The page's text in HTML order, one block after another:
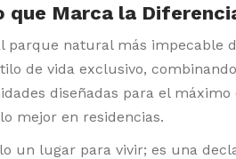
que Marca la
parque natural más impecable
de vida exclusivo,
diseñadas para el
mejor en residencias.
un lugar para vivir; es una